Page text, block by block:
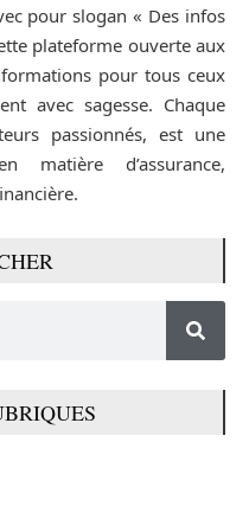
pour slogan « Des infos
plateforme ouverte aux
pour tous ceux
avec sagesse. Chaque
passionnés, est une
matière d’assurance,